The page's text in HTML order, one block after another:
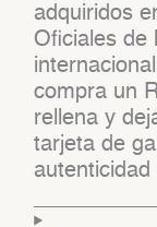
adquiridos
Oficiales de
compra un
rellena y
tarjeta de
autenticidad